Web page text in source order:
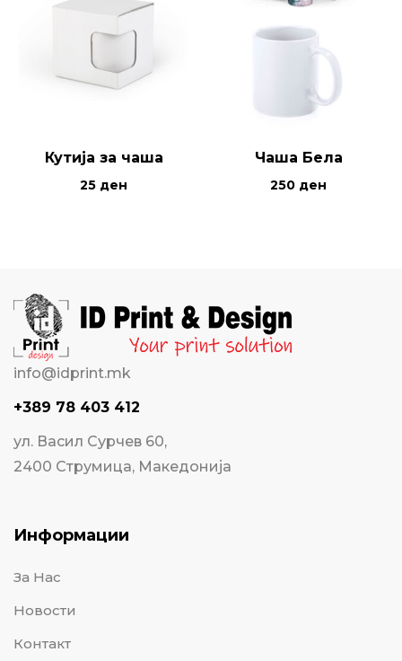
Кутија за чаша
25 ден
Чаша Бела
250 ден
info@idprint.mk
+389 78 403 412
ул. Васил Сурчев 60,
2400 Струмица, Македонија
Информации
За Нас
Новости
Контакт